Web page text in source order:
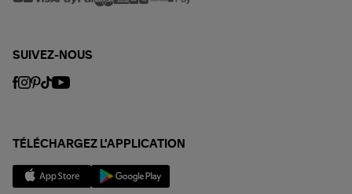
SUIVEZ-NOUS
TÉLÉCHARGEZ L'APPLICATION